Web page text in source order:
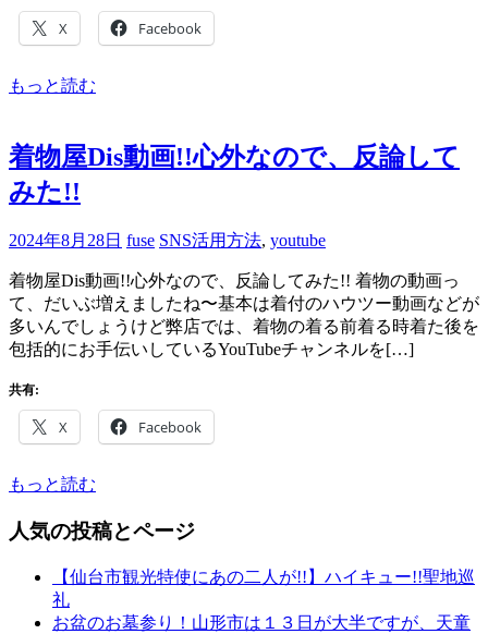
X Facebook
もっと読む
着物屋Dis動画!!心外なので、反論して
みた!!
2024年8月28日 fuse SNS活用方法, youtube
着物屋Dis動画!!心外なので、反論してみた!! 着物の動画っ
て、だいぶ増えましたね〜基本は着付のハウツー動画などが
多いんでしょうけど弊店では、着物の着る前着る時着た後を
包括的にお手伝いしているYouTubeチャンネルを[…]
共有:
X Facebook
もっと読む
人気の投稿とページ
【仙台市観光特使にあの二人が!!】ハイキュー!!聖地巡
礼
お盆のお墓参り！山形市は１３日が大半ですが、天童